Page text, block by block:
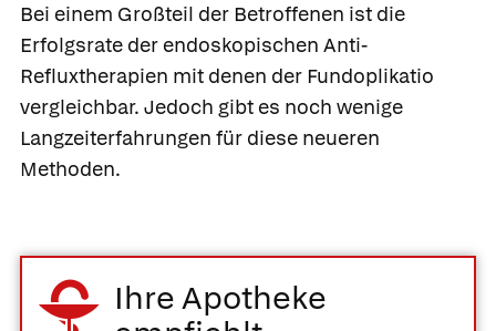
Bei einem Großteil der Betroffenen ist die
Erfolgsrate der endoskopischen Anti-
Refluxtherapien mit denen der Fundoplikatio
vergleichbar. Jedoch gibt es noch wenige
Langzeiterfahrungen für diese neueren
Methoden.
Ihre Apotheke